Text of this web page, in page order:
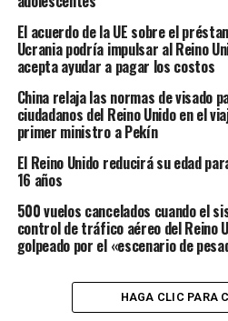
El acuerdo de la UE sobre el
Ucrania podría impulsar al Reino
acepta ayudar a pagar los costos
China relaja las normas de visado
ciudadanos del Reino Unido en el
primer ministro a Pekín
El Reino Unido reducirá su edad
16 años
500 vuelos cancelados cuando el
control de tráfico aéreo del Reino
golpeado por el «escenario de
HAGA CLIC PARA